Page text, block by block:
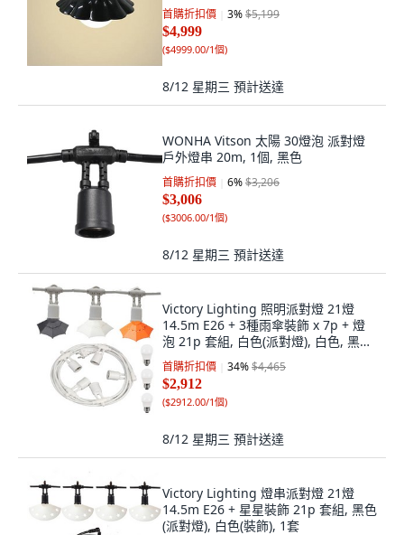
1個
首購折扣價 3%$5,199
$4,999
($4999.00/1個)
8/12 星期三 預計送達
WONHA Vitson 太陽 30燈泡 派對燈
戶外燈串 20m, 1個, 黑色
首購折扣價 6%$3,206
$3,006
($3006.00/1個)
8/12 星期三 預計送達
Victory Lighting 照明派對燈 21燈
14.5m E26 + 3種雨傘裝飾 x 7p + 燈
泡 21p 套組, 白色(派對燈), 白色, 黑色,
黃色(裝飾), 燈泡色(燈泡)
首購折扣價 34%$4,465
$2,912
($2912.00/1個)
8/12 星期三 預計送達
Victory Lighting 燈串派對燈 21燈
14.5m E26 + 星星裝飾 21p 套組, 黑色
(派對燈), 白色(裝飾), 1套